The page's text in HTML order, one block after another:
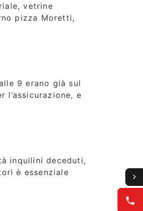
vetrine
pizza Moretti,
9 erano già sul
e
inquilini deceduti,
è essenziale